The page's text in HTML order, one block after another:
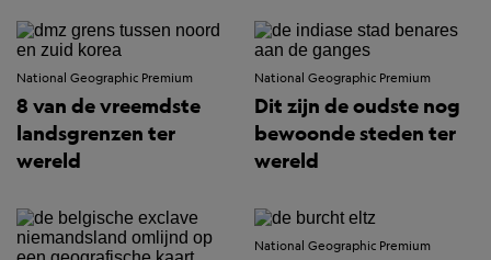
National Geographic Premium
8 van de vreemdste
landsgrenzen ter
wereld
National Geographic Premium
Dit zijn de oudste nog
bewoonde steden ter
wereld
National Geographic Premium